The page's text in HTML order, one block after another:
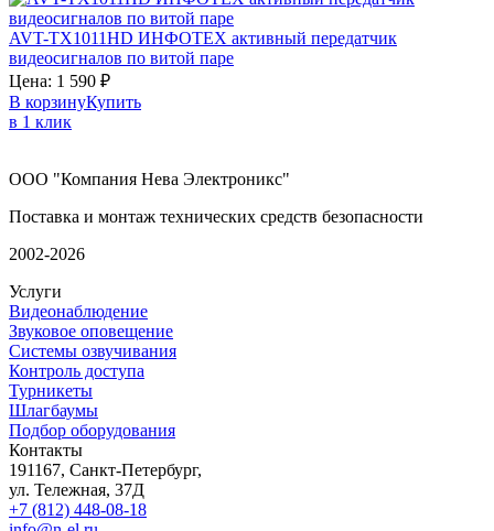
AVT-TX1011HD ИНФОТЕХ активный передатчик
видеосигналов по витой паре
Цена: 1 590 ₽
В корзинуКупить
в 1 клик
ООО "Компания Нева Электроникс"
Поставка и монтаж технических средств безопасности
2002-2026
Услуги
Видеонаблюдение
Звуковое оповещение
Системы озвучивания
Контроль доступа
Турникеты
Шлагбаумы
Подбор оборудования
Контакты
191167, Санкт-Петербург,
ул. Тележная, 37Д
+7 (812) 448-08-18